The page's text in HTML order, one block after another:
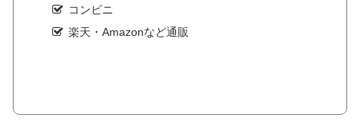
コンビニ
楽天・Amazonなど通販